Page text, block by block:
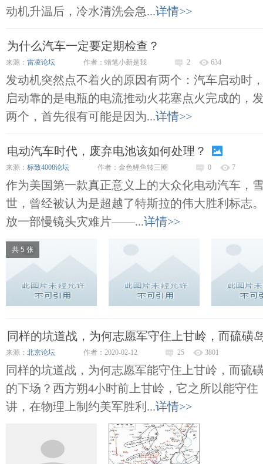
动机升温后，冷水清洗会急...详情>>
为什么汽车一定要定期检查？
来源： 雷凌论坛 作者：蜡笔小新是我 2 634
发动机突然点不着火的原因有两个：汽车启动时
启动靠的是电瓶的电流推动火花塞点火完成的，
两个，首先很有可能是因为...详情>>
电动汽车时代，废弃电池该如何处理？
来源： 标致4008论坛 作者：金色鲤鱼转三圈 0 7
作为美国第一款真正意义上的大众化电动汽车，
世，曾经被认为是超越了特斯拉的伟大胜利标志
放一部慢镜头灾难片——...详情>>
共 5 张
同样的坑道战，为何志愿军守住上甘岭，而硫磺
来源： 北京论坛 作者：2020-02-12 25 3801
同样的坑道战，为何志愿军能守住上甘岭，而硫
的下场？西方朔4小时前上甘岭，它之所以能守
讲，在物理上制约美军胜利...详情>>